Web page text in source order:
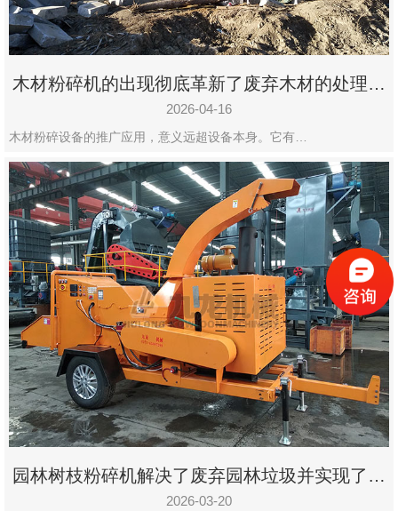
木材粉碎机的出现彻底革新了废弃木材的处理模
式
2026-04-16
木材粉碎设备的推广应用，意义远超设备本身。它有…
园林树枝粉碎机解决了废弃园林垃圾并实现了再
利用
2026-03-20